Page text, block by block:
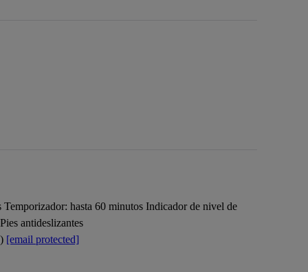
hasta 60 minutos Indicador de nivel de
antideslizantes
[email protected]